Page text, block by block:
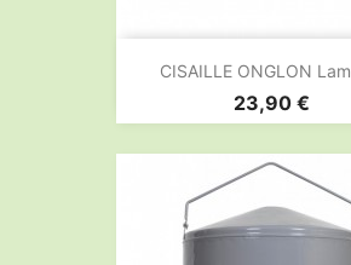
CISAILLE ONGLON
Prix
23,90 €